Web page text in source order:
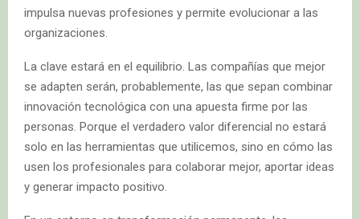
impulsa nuevas profesiones y permite evolucionar a las
organizaciones.
La clave estará en el equilibrio. Las compañías que mejor
se adapten serán, probablemente, las que sepan combinar
innovación tecnológica con una apuesta firme por las
personas. Porque el verdadero valor diferencial no estará
solo en las herramientas que utilicemos, sino en cómo las
usen los profesionales para colaborar mejor, aportar ideas
y generar impacto positivo.